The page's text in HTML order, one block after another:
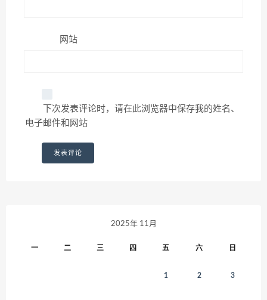
网站
下次发表评论时，请在此浏览器中保存我的姓名、
电子邮件和网站
2025年 11月
一 二 三 四 五 六 日
1 2 3